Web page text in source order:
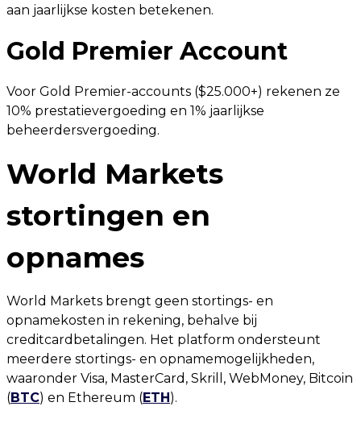
aan jaarlijkse kosten betekenen.
Gold Premier Account
Voor Gold Premier-accounts ($25.000+) rekenen ze
10% prestatievergoeding en 1% jaarlijkse
beheerdersvergoeding.
World Markets
stortingen en
opnames
World Markets brengt geen stortings- en
opnamekosten in rekening, behalve bij
creditcardbetalingen. Het platform ondersteunt
meerdere stortings- en opnamemogelijkheden,
waaronder Visa, MasterCard, Skrill, WebMoney, Bitcoin
(BTC) en Ethereum (ETH).